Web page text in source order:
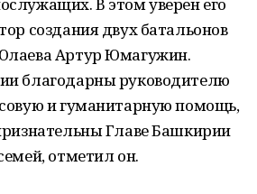
создания двух батальонов
Артур Юмагужин.
благодарны руководителю
и гуманитарную помощь,
Главе Башкирии
отметил он.